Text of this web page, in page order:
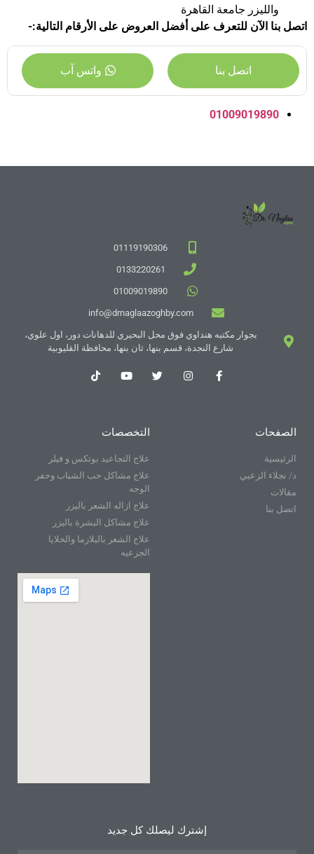
والليزر جامعة القاهرة
اتصل بنا الآن للتعرف على أفضل العروض على الأرقام التالية:-
اتصل بنا واتس آب
01009019890
01119190306
0133220261
01009019890
info@drnaglaazoghby.com
بجوار مكتبه هنداوي فوق محل البحيري للدهانات دور، اول علوي،
شارع النجدة، قسم بنها، ثان بنها، محافظة القليوبية
الصفحات
الرئيسية
د/ نجلاء الزعبي
مقالات
اتصل بنا
التخصصات
علاج التجاعيد بوتكس و فيلر
علاج مشاكل حب الشباب وحفر
الوجه
علاج ازاله الشعر باليزر
علاج مشاكل البشرة باليزر
علاج الشعر بالبلازما والخلايا
الجزعيه
إشترك ليصلك كل جديد